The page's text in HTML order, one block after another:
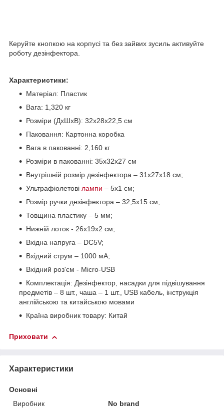
Керуйте кнопкою на корпусі та без зайвих зусиль активуйте
роботу дезінфектора.
Характеристики:
Матеріал: Пластик
Вага: 1,320 кг
Розміри (ДхШхВ): 32х28х22,5 см
Паковання: Картонна коробка
Вага в пакованні: 2,160 кг
Розміри в пакованні: 35х32х27 см
Внутрішній розмір дезінфектора – 31х27х18 см;
Ультрафіолетові лампи – 5х1 см;
Розмір ручки дезінфектора – 32,5х15 см;
Товщина пластику – 5 мм;
Нижній лоток - 26х19х2 см;
Вхідна напруга – DC5V;
Вхідний струм – 1000 мА;
Вхідний роз'єм - Micro-USB
Комплектація: Дезінфектор, насадки для підвішування
предметів – 8 шт., чаша – 1 шт., USB кабель, інструкція
англійською та китайською мовами
Країна виробник товару: Китай
Приховати
Характеристики
Основні
Виробник
No brand